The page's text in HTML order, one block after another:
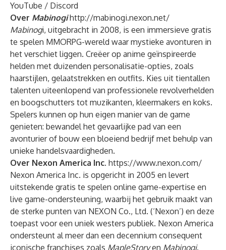
YouTube / Discord
Over Mabinogi http://mabinogi.nexon.net/
Mabinogi, uitgebracht in 2008, is een immersieve gratis
te spelen MMORPG-wereld waar mystieke avonturen in
het verschiet liggen. Creëer op anime geïnspireerde
helden met duizenden personalisatie-opties, zoals
haarstijlen, gelaatstrekken en outfits. Kies uit tientallen
talenten uiteenlopend van professionele revolverhelden
en boogschutters tot muzikanten, kleermakers en koks.
Spelers kunnen op hun eigen manier van de game
genieten: bewandel het gevaarlijke pad van een
avonturier of bouw een bloeiend bedrijf met behulp van
unieke handelsvaardigheden.
Over Nexon America Inc. https://www.nexon.com/
Nexon America Inc. is opgericht in 2005 en levert
uitstekende gratis te spelen online game-expertise en
live game-ondersteuning, waarbij het gebruik maakt van
de sterke punten van NEXON Co., Ltd. (‘Nexon’) en deze
toepast voor een uniek westers publiek. Nexon America
ondersteunt al meer dan een decennium consequent
iconische franchises zoals MapleStoryen Mabinogi.